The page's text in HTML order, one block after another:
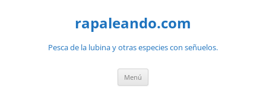
rapaleando.com
Pesca de la lubina y otras especies con señuelos.
Menú